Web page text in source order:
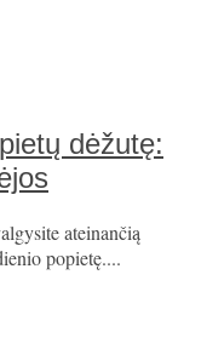
dėžutę:
ateinančią
popietę....